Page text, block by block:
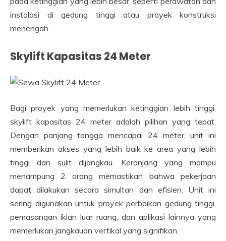
instalasi di gedung tinggi atau proyek konstruksi
menengah.
Skylift Kapasitas 24 Meter
Bagi proyek yang memerlukan ketinggian lebih tinggi,
skylift kapasitas 24 meter adalah pilihan yang tepat.
Dengan panjang tangga mencapai 24 meter, unit ini
memberikan akses yang lebih baik ke area yang lebih
tinggi dan sulit dijangkau. Keranjang yang mampu
menampung 2 orang memastikan bahwa pekerjaan
dapat dilakukan secara simultan dan efisien. Unit ini
sering digunakan untuk proyek perbaikan gedung tinggi,
pemasangan iklan luar ruang, dan aplikasi lainnya yang
memerlukan jangkauan vertikal yang signifikan.